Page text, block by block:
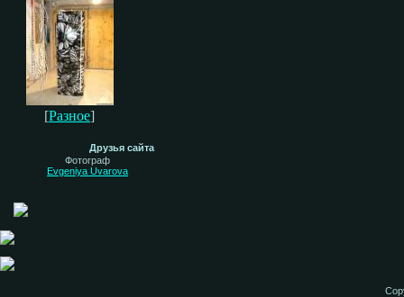
[Разное]
Друзья сайта
Фотограф
Evgeniya Uvarova